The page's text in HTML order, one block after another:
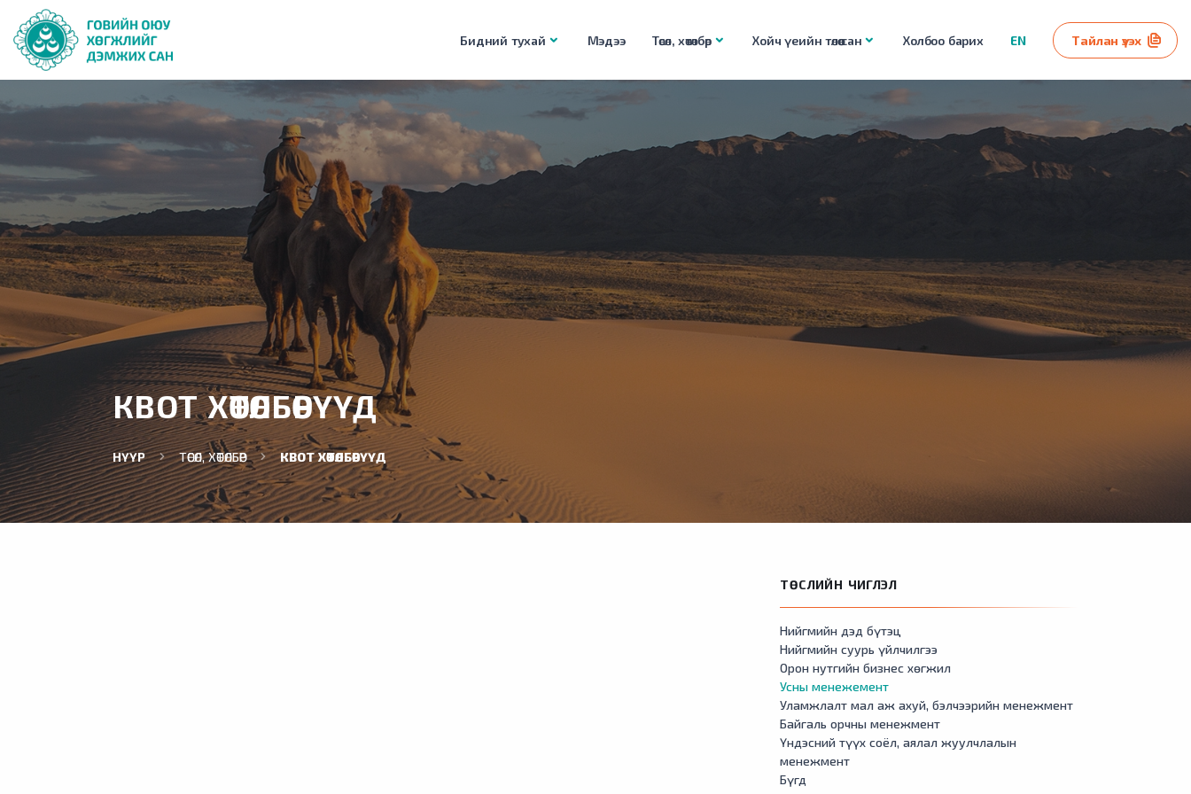
Бидний тухай Мэдээ Төсөл, хөтөлбөр Хойч үеийн төлөө сан Холбоо барих EN Тайлан үзэх
КВОТ ХӨТӨЛБӨРҮҮД
НҮҮР ТӨСӨЛ, ХӨТӨЛБӨР КВОТ ХӨТӨЛБӨРҮҮД
ТӨСЛИЙН ЧИГЛЭЛ
Нийгмийн дэд бүтэц
Нийгмийн суурь үйлчилгээ
Орон нутгийн бизнес хөгжил
Усны менежемент
Уламжлалт мал аж ахуй, бэлчээрийн менежмент
Байгаль орчны менежмент
Үндэсний түүх соёл, аялал жуулчлалын
менежмент
Бүгд